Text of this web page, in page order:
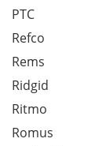
PTC
Refco
Rems
Ridgid
Ritmo
Romus